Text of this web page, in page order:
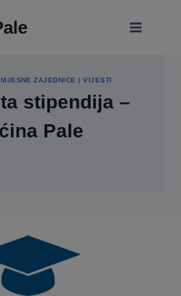
MJESNE ZAJEDNICE |VIJESTI
stipendija –
Pale